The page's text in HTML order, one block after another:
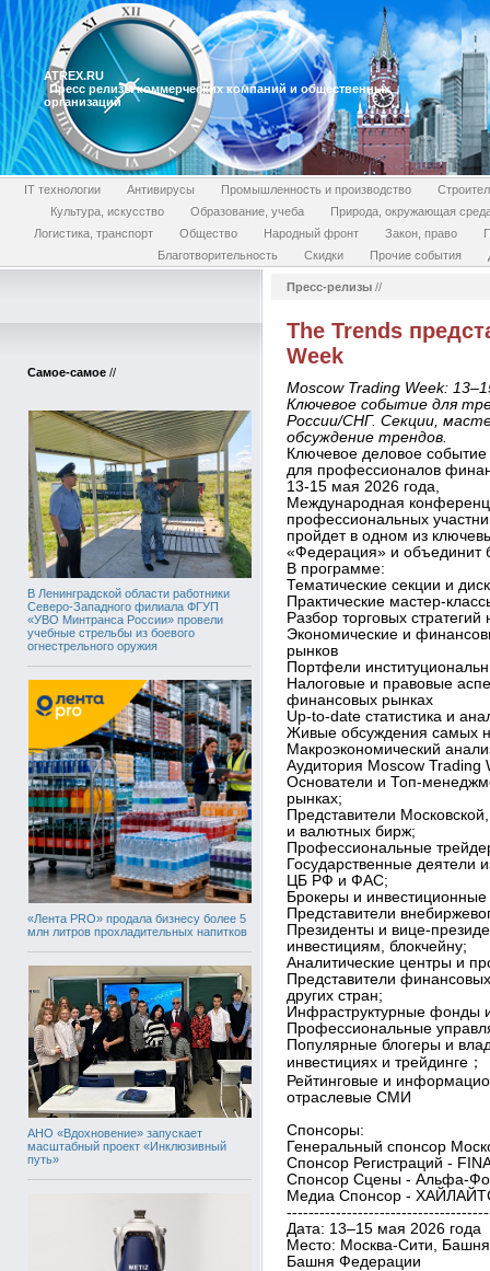
ATREX.RU
Пресс релизы коммерческих компаний и общественных
организаций
IT технологии Антивирусы Промышленность и производство
Культура, искусство
Образование, учеба
Природа, окружающая
Логистика, транспорт
Общество Народный фронт Закон, право
Благотворительность
Скидки Прочие события
Самое-самое //
В Ленинградской области работники
Северо-Западного филиала ФГУП
«УВО Минтранса России» провели
учебные стрельбы из боевого
огнестрельного оружия
«Лента PRO» продала бизнесу более 5
млн литров прохладительных напитков
АНО «Вдохновение» запускает
масштабный проект «Инклюзивный
путь»
Пресс-релизы //
The Trends
Week
Moscow Trading Week:
Ключевое событие для
России/СНГ. Секции,
обсуждение трендов.
Ключевое деловое
для профессионалов
13-15 мая 2026 года,
Международная
профессиональных
пройдет в одном из
«Федерация» и объединит
В программе:
Тематические секции и
Практические мастер-
Разбор торговых
Экономические и
рынков
Портфели
Налоговые и правовые
финансовых рынках
Up-to-date статистика и
Живые обсуждения самых
Макроэкономический
Аудитория Moscow Trading
Основатели и Топ-
рынках;
Представители
и валютных бирж;
Профессиональные
Государственные деятели
ЦБ РФ и ФАС;
Брокеры и
Представители
Президенты и вице-
инвестициям, блокчейну;
Аналитические центры и
Представители
других стран;
Инфраструктурные фонды
Профессиональные
Популярные блогеры и
инвестициях и трейдинге；
Рейтинговые и
отраслевые СМИ
Спонсоры:
Генеральный спонсор
Спонсор Регистраций -
Спонсор Сцены - Альфа-
Медиа Спонсор -
Дата: 13–15 мая 2026 года
Место: Москва-Сити,
Башня Федерации